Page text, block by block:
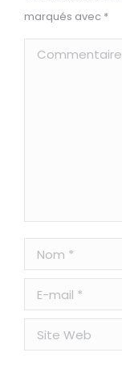
marqués avec *
Commentaire
Nom *
E-mail *
Site Web